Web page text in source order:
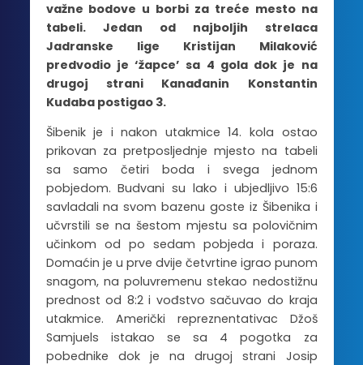
važne bodove u borbi za treće mesto na
tabeli. Jedan od najboljih strelaca
Jadranske lige Kristijan Milaković
predvodio je ‘žapce’ sa 4 gola dok je na
drugoj strani Kanađanin Konstantin
Kudaba postigao 3.
Šibenik je i nakon utakmice 14. kola ostao
prikovan za pretposljednje mjesto na tabeli
sa samo četiri boda i svega jednom
pobjedom. Budvani su lako i ubjedljivo 15:6
savladali na svom bazenu goste iz Šibenika i
učvrstili se na šestom mjestu sa polovičnim
učinkom od po sedam pobjeda i poraza.
Domaćin je u prve dvije četvrtine igrao punom
snagom, na poluvremenu stekao nedostižnu
prednost od 8:2 i vođstvo sačuvao do kraja
utakmice. Američki repreznentativac Džoš
Samjuels istakao se sa 4 pogotka za
pobednike dok je na drugoj strani Josip